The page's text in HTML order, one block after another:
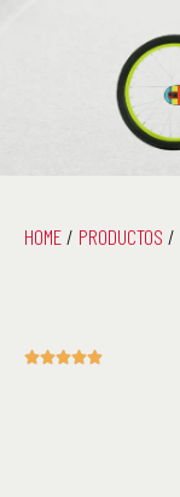
HOME/ PRODUCTOS /
